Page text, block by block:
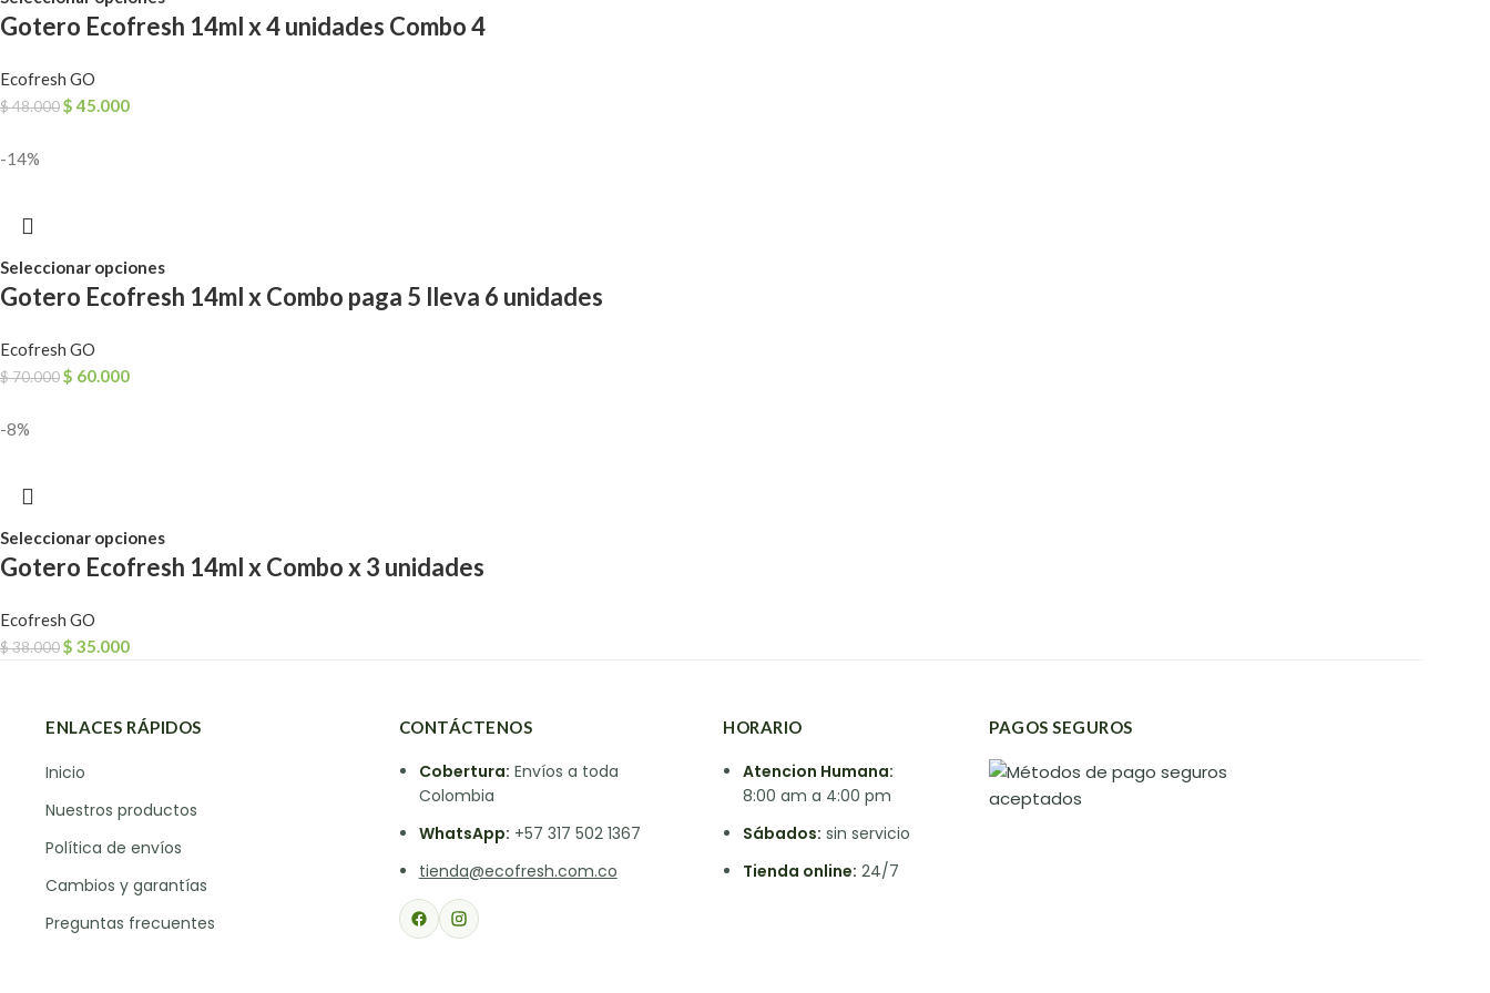
Gotero Ecofresh 14ml x 4 unidades Combo 4
Ecofresh GO
$48.000$45.000
-14%
Seleccionar opciones
Gotero Ecofresh 14ml x Combo paga 5 lleva 6 unidades
Ecofresh GO
$70.000$ 60.000
-8%
Seleccionar opciones
Gotero Ecofresh 14ml x Combo x 3 unidades
Ecofresh GO
$38.000$ 35.000
ENLACES RÁPIDOS
Inicio
Nuestros productos
Política de envíos
Cambios y garantías
Preguntas frecuentes
CONTÁCTENOS
Cobertura: Envíos a toda
Colombia
WhatsApp: +57 317 502 1367
tienda@ecofresh.com.co
HORARIO
Atencion Humana:
8:00 am a 4:00 pm
Sábados: sin servicio
Tienda online: 24/7
PAGOS SEGUROS